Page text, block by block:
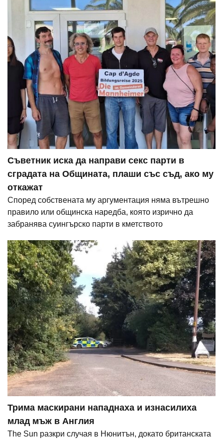
Съветник иска да направи секс парти в
сградата на Общината, плаши със съд, ако му
откажат
Според собствената му аргументация няма вътрешно
правило или общинска наредба, която изрично да
забранява суингърско парти в кметството
Трима маскирани нападнаха и изнасилиха
млад мъж в Англия
The Sun разкри случая в Нюнитън, докато британската